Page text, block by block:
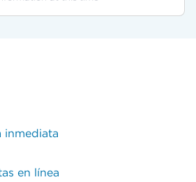
inmediata
en línea